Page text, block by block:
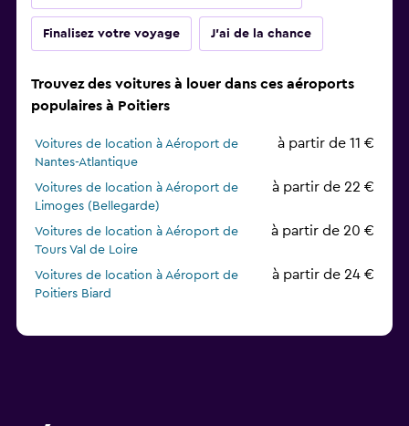
Finalisez votre voyage J'ai de la chance
Trouvez des voitures à louer dans ces aéroports
populaires à Poitiers
Voitures de location à Aéroport de
Nantes-Atlantique
à partir de 11 €
Voitures de location à Aéroport de
Limoges (Bellegarde)
à partir de 22 €
Voitures de location à Aéroport de
Tours Val de Loire
à partir de 20 €
Voitures de location à Aéroport de
Poitiers Biard
à partir de 24 €